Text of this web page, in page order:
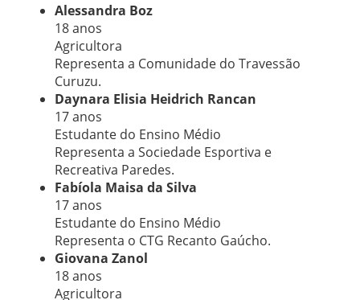
Alessandra Boz
18 anos
Agricultora
Representa a Comunidade do Travessão
Curuzu.
Daynara Elisia Heidrich Rancan
17 anos
Estudante do Ensino Médio
Representa a Sociedade Esportiva e
Recreativa Paredes.
Fabíola Maisa da Silva
17 anos
Estudante do Ensino Médio
Representa o CTG Recanto Gaúcho.
Giovana Zanol
18 anos
Agricultora